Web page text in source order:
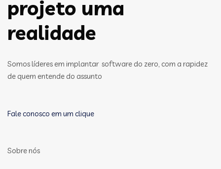
projeto uma
realidade
Somos líderes em implantar software do zero, com a rapidez
de quem entende do assunto
Fale conosco em um clique
Sobre nós